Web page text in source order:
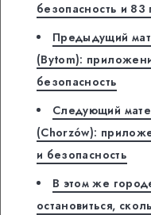
безопасность и 83
Предыдущий
(Bytom):
безопасность
Следующий
(Chorzów):
и безопасность
В этом же
остановиться,